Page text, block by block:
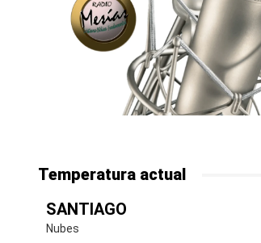
Temperatura actual
SANTIAGO
Nubes